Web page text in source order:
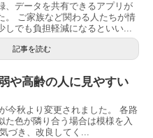
、データを共有できるアプリが
。 ご家族など関わる人たちが情
しでも負担軽減になるといい...
記事を読む
や高齢の人に見やすい
今秋より変更されました。 各路
た色が隣り合う場合は模様を入
づき、改良してく...